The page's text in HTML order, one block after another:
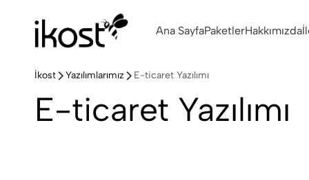
Ana SayfaPaketlerHakkımızda
İkost Yazılımlarımız E-ticaret Yazılımı
E-ticaret Yazılımı